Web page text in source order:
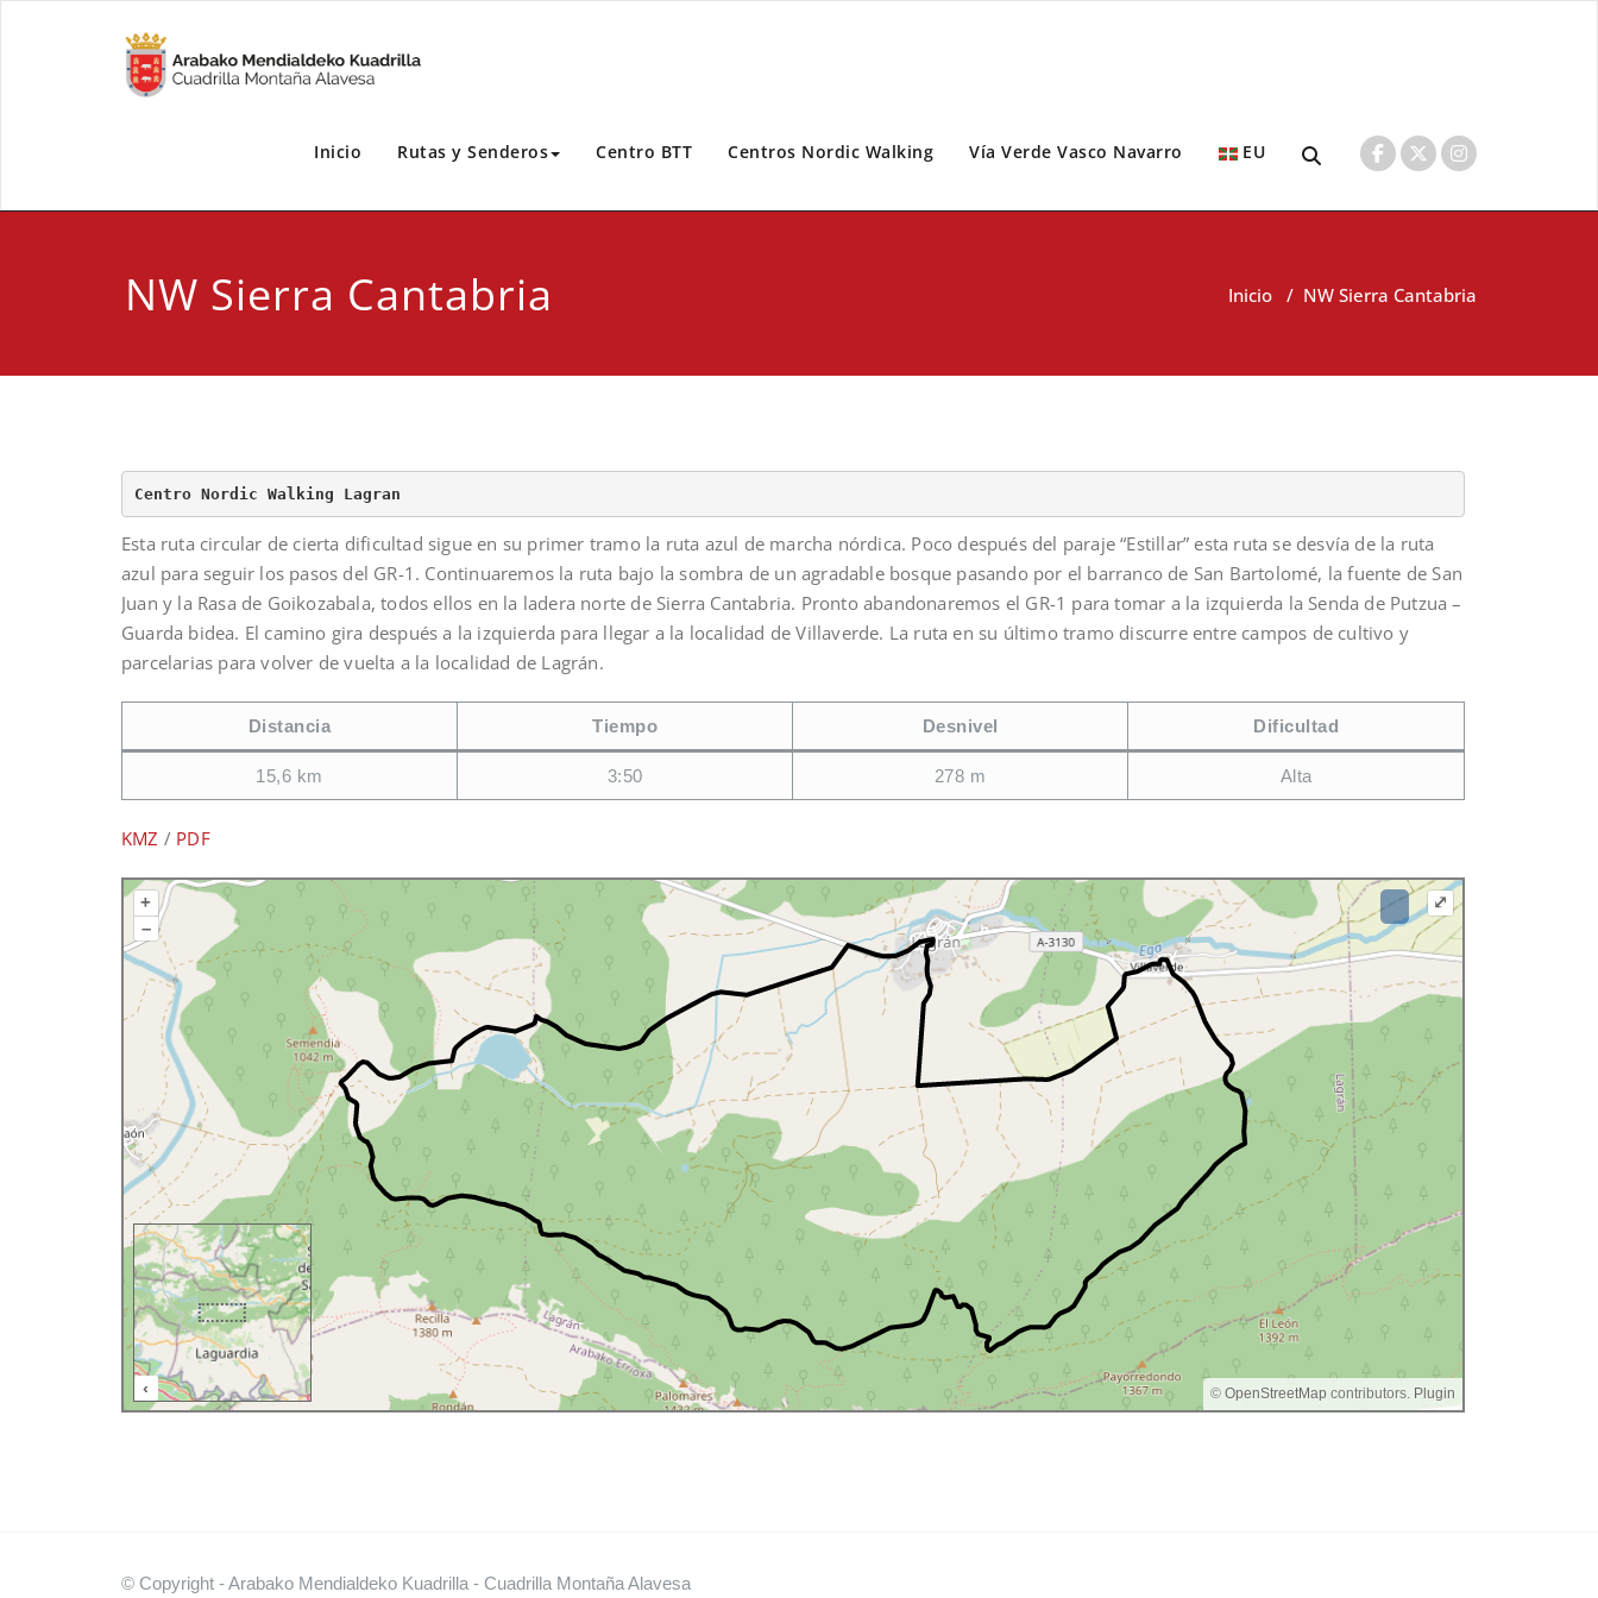
Inicio Rutas y Senderos Centro BTT Centros Nordic Walking Vía Verde Vasco Navarro EU
NW Sierra Cantabria Inicio / NW Sierra Cantabria
Centro Nordic Walking Lagran
Esta ruta circular de cierta dificultad sigue en su primer tramo la ruta azul de marcha nórdica. Poco después del paraje “Estillar” esta ruta se desvía de la ruta
azul para seguir los pasos del GR-1. Continuaremos la ruta bajo la sombra de un agradable bosque pasando por el barranco de San Bartolomé, la fuente de San
Juan y la Rasa de Goikozabala, todos ellos en la ladera norte de Sierra Cantabria. Pronto abandonaremos el GR-1 para tomar a la izquierda la Senda de Putzua –
Guarda bidea. El camino gira después a la izquierda para llegar a la localidad de Villaverde. La ruta en su último tramo discurre entre campos de cultivo y
parcelarias para volver de vuelta a la localidad de Lagrán.
Distancia Tiempo Desnivel Dificultad
15,6 km 3:50 278 m Alta
KMZ / PDF
+
–
© OpenStreetMap contributors. Plugin
500 m
‹
⤢
© Copyright - Arabako Mendialdeko Kuadrilla - Cuadrilla Montaña Alavesa